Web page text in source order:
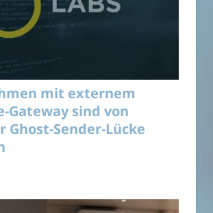
mit externem
Gateway sind von
Ghost-Sender-Lücke